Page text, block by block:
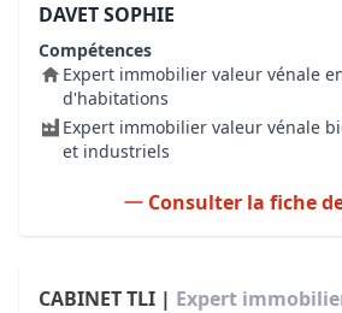
DAVET SOPHIE
Compétences
Expert immobilier valeur vénale
d'habitations
Expert immobilier valeur vénale
et industriels
Consulter la fiche
CABINET TLI | Expert immobilier